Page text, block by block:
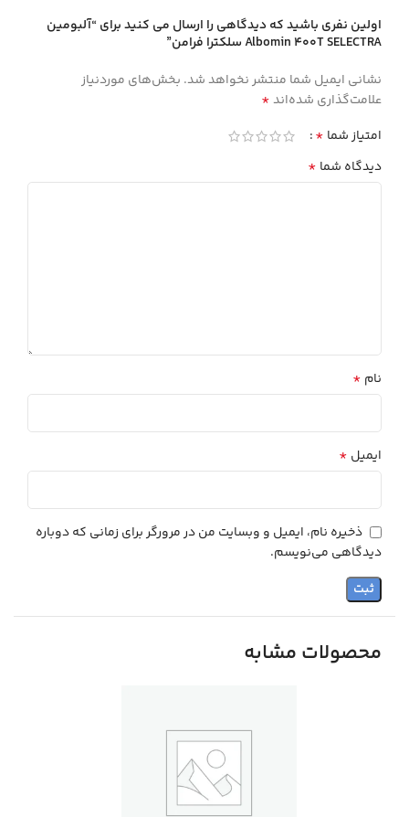
اولین نفری باشید که دیدگاهی را ارسال می کنید برای “آلبومين
Albomin 400T SELECTRA سلكترا فرامن”
نشانی ایمیل شما منتشر نخواهد شد. بخش‌های موردنیاز
علامت‌گذاری شده‌اند*
امتیاز شما *
دیدگاه شما *
نام *
ایمیل *
ذخیره نام، ایمیل و وبسایت من در مرورگر برای زمانی که دوباره
دیدگاهی می‌نویسم.
محصولات مشابه